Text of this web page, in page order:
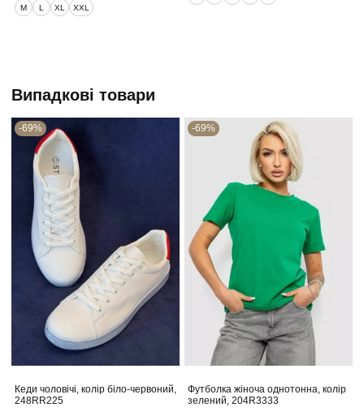
M L XL XXL
Випадкові товари
-69%
Кеди чоловічі, колір біло-червоний,
248RR225
-69%
Футболка жіноча однотонна, колір
зелений, 204R3333